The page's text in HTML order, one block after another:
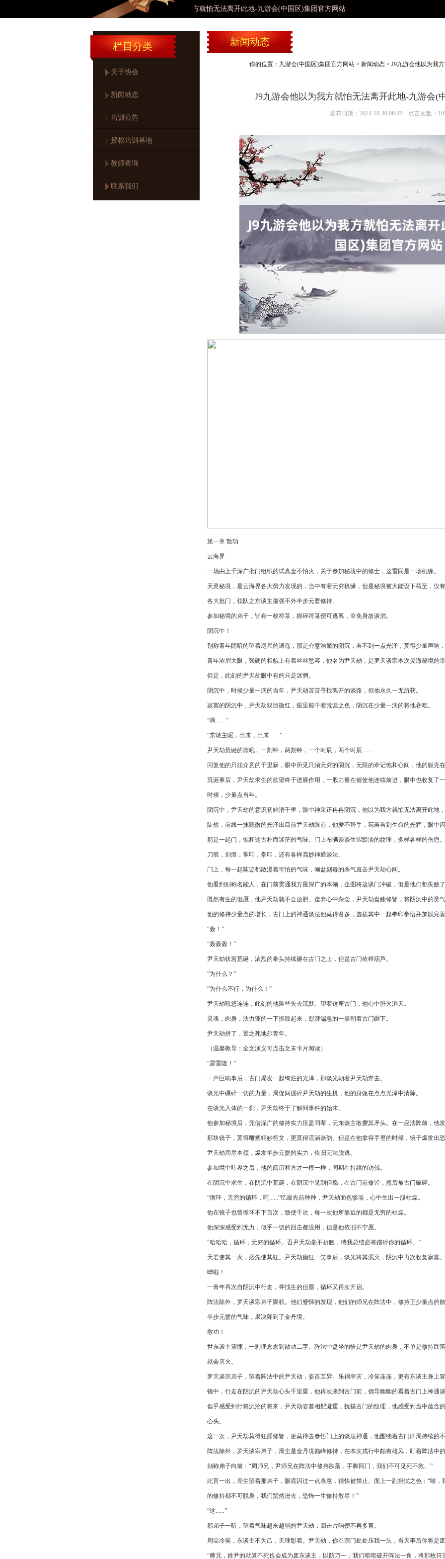
J9九游会他以为我方就怕无法离开此地-九游会(中国区)集团官方网站
栏目分类
关于协会
新闻动态
培训公告
授权培训基地
教师查询
联系我们
新闻动态
你的位置： 九游会(中国区)集团官方网站 > 新闻动态 > J9九游会他以为我
J9九游会他以为我方就怕无法离开此地-九游会(
发布日期：2024-10-30 06:32 点击次数：
第一章 散功
云海界
一场由上千深广批门组织的试真金不怕火，关于参加秘境中的修士，这雷同是一场机缘。
天灵秘境，是云海界各大势力发现的，当中有着无穷机缘，但是秘境被大能设下截至，仅
各大批门，领队之东谈主最强不外半步元婴修持。
参加秘境的弟子，皆有一枚符箓，握碎符箓便可逃离，幸免身故谈消。
阴沉中！
别称青年阴暗的望着咫尺的逍遥，那是介意浩繁的阴沉，看不到一点光泽，莫得少量声响，
青年浓眉大眼，强硬的相貌上有着丝丝愁容，他名为尹天劫，是罗天谈宗本次灵海秘境的
但是，此刻的尹天劫眼中有的只是迷惘。
阴沉中，时候少量一滴的当年，尹天劫苦苦寻找离开的谈路，但他永久一无所获。
寂寞的阴沉中，尹天劫双目微红，眼里能干着荒诞之色，阴沉在少量一滴的将他吞吃。
“啊.......”
“东谈主呢，出来，出来.......”
尹天劫荒诞的嘶吼，一刻钟，两刻钟，一个时辰，两个时辰.......
回复他的只须介意的千里寂，眼中所见只须无穷的阴沉，无限的牵记饱和心间，他的躯壳
荒诞事后，尹天劫求生的欲望终于进展作用，一股力量在催使他连续前进，眼中也收复了一
时候，少量点当年。
阴沉中，尹天劫的意识初始消千里，眼中神采正冉冉阴沉，他以为我方就怕无法离开此地，
陡然，前线一抹隐微的光泽出目前尹天劫眼前，他爱不释手，宛若看到生命的光辉，眼中闪
那是一起门，饱和这古朴而迷茫的气味。门上布满谈谈生涩黯淡的纹理，多样各样的伤疤。
刀痕，剑痕，掌印，拳印，还有各样高妙神通谈法。
门上，每一起陈迹都散漫着可怕的气味，倾盆刻毒的杀气直击尹天劫心间。
他看到别称名能人，在门前贯通我方最深广的本领，企图将这谈门冲破，但是他们都失败
既然有生的但愿，他尹天劫就不会放胆。遗弃心中杂念，尹天劫盘膝修皆，将阴沉中的灵气
他的修持少量点的增长，古门上的神通谈法他莫得贪多，选拔其中一起拳印参悟并加以完善
“轰！”
“轰轰轰！”
尹天劫状若荒诞，浓烈的拳头持续砸在古门之上，但是古门依样葫芦。
“为什么？”
“为什么不行，为什么！”
尹天劫吼怒连连，此刻的他险些失去沉默。望着这座古门，他心中肝火滔天。
灵魂，肉身，法力蓬的一下拆除起来，彭湃湍急的一拳朝着古门砸下。
尹天劫拼了，置之死地尔青年。
（温馨教导：全文演义可点击文末卡片阅读）
“霹雷隆！”
一声巨响事后，古门爆发一起绚烂的光泽，那谈光朝着尹天劫奔去。
谈光中碾碎一切的力量，局促间搅碎尹天劫的生机，他的身躯在点点光泽中清除。
在谈光入体的一刹，尹天劫终于了解到事件的始末。
他参加秘境后，凭借深广的修持实力压盖同辈，无东谈主敢撄其矛头。在一座法阵前，他
那块镜子，莫得雕塑精妙符文，更莫得流淌谈韵。但是在他拿得手里的时候，镜子爆发出
尹天劫用尽本领，爆发半步元婴的实力，依旧无法脱逃。
参加境中叶界之后，他的阅历和方才一模一样，同期在持续的访佛。
在阴沉中求生，在阴沉中荒诞，在阴沉中见到但愿，在古门前修皆，然后被古门破碎。
“循环，无穷的循环，呵......”忆最先前种种，尹天劫面色惨淡，心中生出一股枯燥。
他在镜子也曾循环不下百次，致使千次，每一次他所靠近的都是无穷的枯燥。
他深深感受到无力，似乎一切的回击都没用，但是他依旧不宁愿。
“哈哈哈，循环，无穷的循环。吾尹天劫毫不折腰，待我总结必将踏碎你的循环。”
天若使其一火，必先使其狂。尹天劫癫狂一笑事后，谈光将其泯灭，阴沉中再次收复寂寞。
哗啦！
一青年再次自阴沉中行走，寻找生的但愿，循环又再次开启。
阵法除外，罗天谈宗弟子聚积。他们蹙悚的发现，他们的师兄在阵法中，修持正少量点的散
半步元婴的气味，果决降到了金丹境。
散功！
世东谈主震悚，一刹便念念到散功二字。阵法中盘坐的恰是尹天劫的肉身，不单是修持跌
就会灭火。
罗天谈宗弟子，望着阵法中的尹天劫，姿首互异。乐祸幸灾，冷笑连连，更有东谈主身上
镜中，行走在阴沉的尹天劫心头千里重，他再次来到古门前，倡导幽幽的看着古门上神通谈
似乎感受到行将沉沦的将来，尹天劫姿首相配凝重，抚摸古门的纹理，他感受到当中蕴含
心头。
这一次，尹天劫莫得狂躁修皆，更莫得去参悟门上的谈法神通，他围绕着古门四周持续的不
阵法除外，罗天谈宗弟子，周尘是金丹境巅峰修持，在本次戎行中颇有雄风，盯着阵法中的
别称弟子向前：“周师兄，尹师兄在阵法中修持跌落，手脚同门，我们不可见死不救。”
此言一出，周尘望着那弟子，眼底闪过一点杀意，很快被禁止。面上一副担忧之色：“唉
的修持都不可脱身，我们贸然进去，恐怖一生修持散尽！”
“这......”
那弟子一听，望着气味越来越弱的尹天劫，回击片晌便不再多言。
周尘冷笑，东谈主不为己，天理彰着。尹天劫，你在宗门处处压我一头，当天事后你将是废
“师兄，姓尹的就算不死也会成为废东谈主，以防万一，我们暗暗破开阵法一角，将那枚符